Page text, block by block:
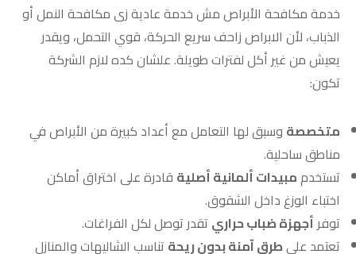
خدمة مكافحة الأبراص مش خدمة عادية زى مكافحة النمل أو
الذباب، لأن الابراص زاحف سريع الحركة، قوي التحمل، ويقدر
يعيش من غير أكل لفترات طويلة. علشان كده لازم الشركة
تكون:
متخصصة وسبق لها التعامل مع أعداد كبيرة من الأبراص في
مناطق ساحلية.
تستخدم مبيدات ألمانية أصلية قادرة على اختراق أماكن
اختباء الوزغ داخل الشقوق.
توفر أجهزة ضباب حراري تقدر توصل لكل الفراغات.
تعتمد علىطرق آمنة بدون ريحة تناسب الشاليهات والمنازل